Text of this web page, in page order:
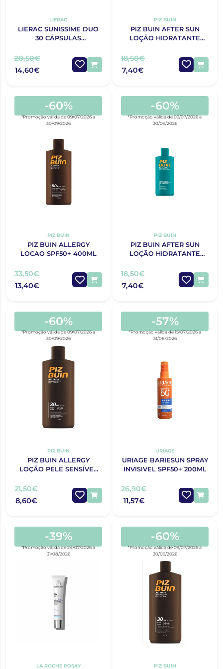
LIERAC
LIERAC SUNISSIME DUO
30 CÁPSULAS
DESCONTO DE 50% NA 2ª
EMBALAGEM
20,50€
14,60€
PIZ BUIN
PIZ BUIN AFTER SUN
LOÇÃO HIDRATANTE
REFRESCANTE 200 ML
18,50€
7,40€
-60%
*Promoção válida de 09/07/2026 a
30/09/2026
PIZ BUIN
PIZ BUIN ALLERGY
LOCAO SPF50+ 400ML
33,50€
13,40€
-60%
*Promoção válida de 09/07/2026 a
30/09/2026
PIZ BUIN
PIZ BUIN AFTER SUN
LOÇÃO HIDRATANTE
BRONZEADO 200 ML
18,50€
7,40€
-60%
*Promoção válida de 09/07/2026 a
30/09/2026
PIZ BUIN
PIZ BUIN ALLERGY
LOÇÃO PELE SENSÍVEL
21,50€
8,60€
-57%
*Promoção válida de 15/07/2026 a
31/08/2026
URIAGE
URIAGE BARIESUN SPRAY
INVISIVEL SPF50+ 200ML
26,90€
11,57€
-39%
*Promoção válida de 24/07/2026 a
31/08/2026
LA ROCHE POSAY
-60%
*Promoção válida de 09/07/2026 a
30/09/2026
PIZ BUIN